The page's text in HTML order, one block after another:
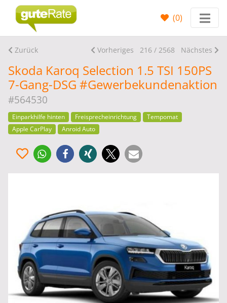
(0)
Zurück Vorheriges 216 / 2568 Nächstes
Skoda Karoq Selection 1.5 TSI 150PS
7-Gang-DSG #Gewerbekundenaktion
#564530
Einparkhilfe hinten Freisprecheinrichtung
Tempomat
Apple CarPlay
Anroid Auto